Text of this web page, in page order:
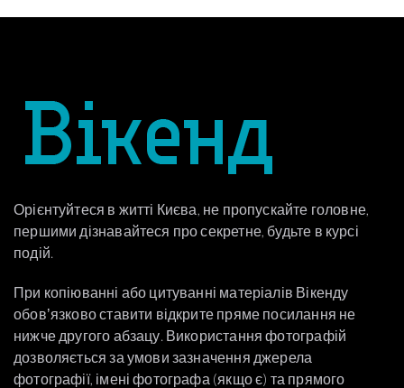
Орієнтуйтеся в житті Києва, не пропускайте головне,
першими дізнавайтеся про секретне, будьте в курсі
подій.
При копіюванні або цитуванні матеріалів Вікенду
обовʼязково ставити відкрите пряме посилання не
нижче другого абзацу. Використання фотографій
дозволяється за умови зазначення джерела
фотографії, імені фотографа (якщо є) та прямого